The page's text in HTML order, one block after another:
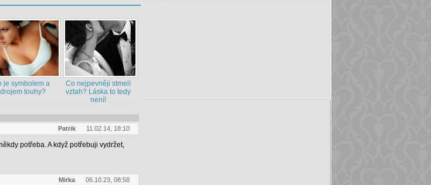
je symbolem a
touhy?
Co nejpevněji stmelí
vztah? Láska to tedy
není!
Patrik 11.02.14, 18:10
potřeba. A když potřebuji vydržet,
Mirka 06.10.23, 08:58